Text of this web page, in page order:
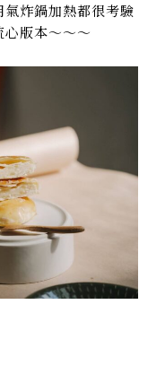
炸鍋加熱都很考驗
版本～～～